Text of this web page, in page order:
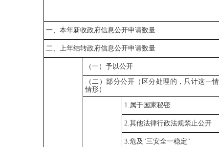
一、本年新收政府信息公开申请数量
二、上年结转政府信息公开申请数量
（一）予以公开
（二）部分公开（区分处理的，只计这一
情形）
1.属于国家秘密
2.其他法律行政法规禁止公开
3.危及"三安全一稳定"